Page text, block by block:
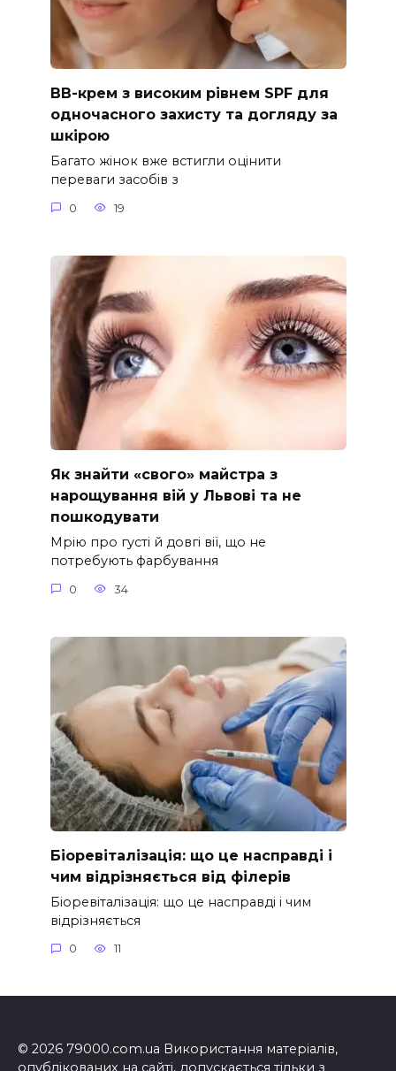
ВВ-крем з високим рівнем SPF для
одночасного захисту та догляду за
шкірою
Багато жінок вже встигли оцінити
переваги засобів з
0 19
Як знайти «свого» майстра з
нарощування вій у Львові та не
пошкодувати
Мрію про густі й довгі вії, що не
потребують фарбування
0 34
Біоревіталізація: що це насправді і
чим відрізняється від філерів
Біоревіталізація: що це насправді і чим
відрізняється
0 11
© 2026 79000.com.ua Використання матеріалів,
опублікованих на сайті, допускається тільки з